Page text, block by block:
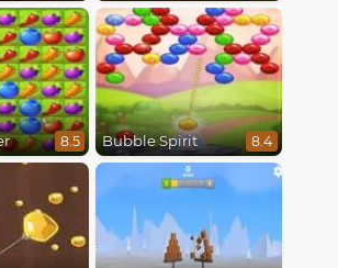
8.5 Bubble Spirit 8.4